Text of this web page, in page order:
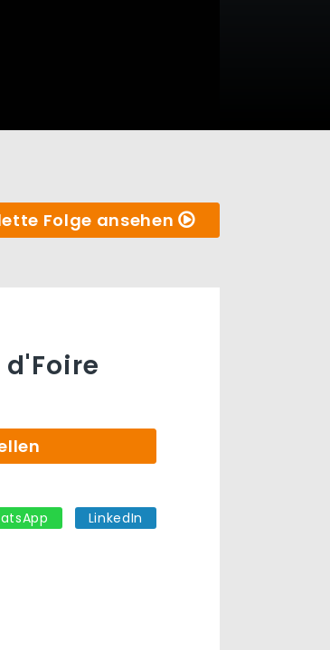
Folge ansehen
LinkedIn